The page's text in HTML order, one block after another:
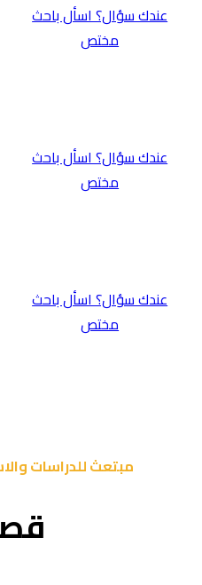
عندك سؤال؟ اسأل باحث
مختص
عندك سؤال؟ اسأل باحث
مختص
عندك سؤال؟ اسأل باحث
مختص
مبتعث للدراسات